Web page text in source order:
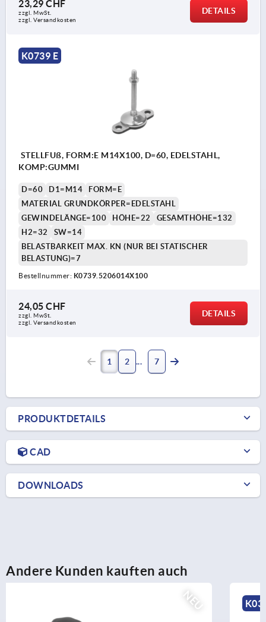
23,29 CHF
zzgl. MwSt.
zzgl. Versandkosten
DETAILS
K0739 E
STELLFUß, FORM:E M14X100, D=60, EDELSTAHL,
KOMP:GUMMI
D=60 D1=M14
FORM=E
MATERIAL GRUNDKÖRPER=EDELSTAHL
GEWINDELÄNGE=100
HÖHE=22
GESAMTHÖHE=132
H2=32
SW=14
BELASTBARKEIT MAX. KN (NUR BEI STATISCHER
BELASTUNG)=7
Bestellnummer: K0739.5206014X100
24,05 CHF
zzgl. MwSt.
zzgl. Versandkosten
DETAILS
1 2 7
PRODUKTDETAILS
CAD
DOWNLOADS
Andere Kunden kauften auch